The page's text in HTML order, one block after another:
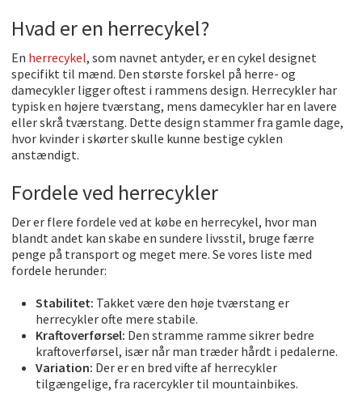
Hvad er en herrecykel?
En herrecykel, som navnet antyder, er en cykel designet
specifikt til mænd. Den største forskel på herre- og
damecykler ligger oftest i rammens design. Herrecykler har
typisk en højere tværstang, mens damecykler har en lavere
eller skrå tværstang. Dette design stammer fra gamle dage,
hvor kvinder i skørter skulle kunne bestige cyklen
anstændigt.
Fordele ved herrecykler
Der er flere fordele ved at købe en herrecykel, hvor man
blandt andet kan skabe en sundere livsstil, bruge færre
penge på transport og meget mere. Se vores liste med
fordele herunder:
Stabilitet: Takket være den høje tværstang er
herrecykler ofte mere stabile.
Kraftoverførsel: Den stramme ramme sikrer bedre
kraftoverførsel, især når man træder hårdt i pedalerne.
Variation: Der er en bred vifte af herrecykler
tilgængelige, fra racercykler til mountainbikes.